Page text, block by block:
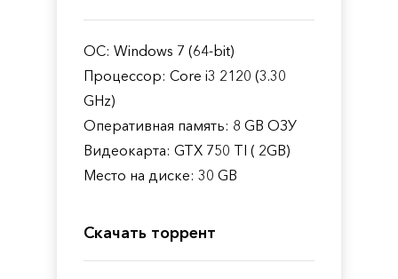
ОС: Windows 7 (64-bit)
Процессор: Core i3 2120 (3.30
GHz)
Оперативная память: 8 GB ОЗУ
Видеокарта: GTX 750 TI ( 2GB)
Место на диске: 30 GB
Скачать торрент